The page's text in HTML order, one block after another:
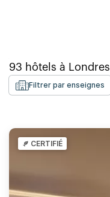
93 hôtels à Londres
Filtrer par enseignes
CERTIFIÉ